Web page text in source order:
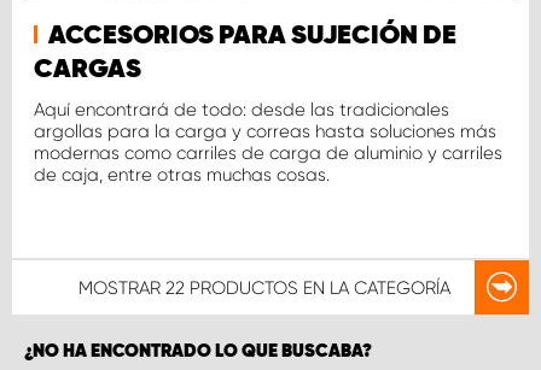
ACCESORIOS PARA SUJECIÓN DE
CARGAS
Aquí encontrará de todo: desde las tradicionales
argollas para la carga y correas hasta soluciones más
modernas como carriles de carga de aluminio y carriles
de caja, entre otras muchas cosas.
MOSTRAR 22 PRODUCTOS EN LA CATEGORÍA
¿NO HA ENCONTRADO LO QUE BUSCABA?